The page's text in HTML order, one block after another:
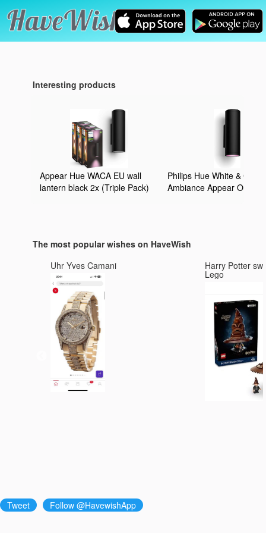
Interesting products
Appear Hue WACA EU wall
lantern black 2x (Triple Pack)
Philips Hue White & Color
Ambiance Appear
über Sprache oder App,
The most popular wishes on HaveWish
Uhr Yves Camani
Harry Potter
Lego
Tweet Follow @HavewishApp